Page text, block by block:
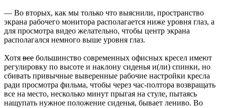
— Во вторых, как мы только что выяснили, пространство
экрана рабочего монитора располагается ниже уровня глаз, а
для просмотра видео желательно, чтобы центр экрана
располагался немного выше уровня глаз.
Хотя все большинство современных офисных кресел имеют
регулировку по высоте и наклону сиденья и(ли) спинки, но
сбивать привычные выверенные рабочие настройки кресла
ради просмотра фильма, чтобы через час-полтора возвращать
все на место, несколько минут прыгая на стуле, пытаясь
нащупать нужное положение сиденья, бывает лениво. Во